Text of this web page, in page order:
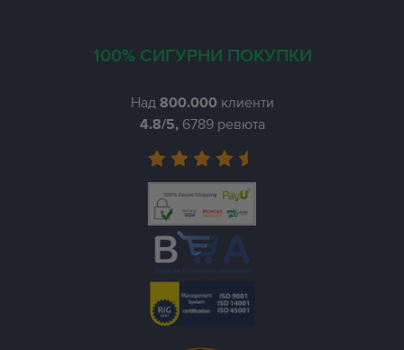
100% СИГУРНИ ПОКУПКИ
Над 800.000клиенти
4.8/5, 6789 ревюта